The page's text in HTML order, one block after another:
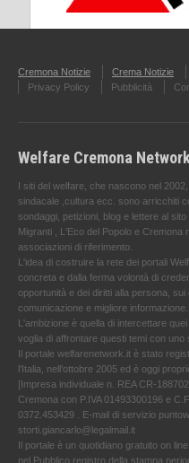
Cremona Notizie Crema Notizie
Privacy Policy
Pubblicità
Welfare Cremona
I siti del welfare, che nascono nel
sindacale ,cultura ecc. sono arricchiti
sondaggi, petizioni, blog e lettere al
Migranti , L'Eco del Popolo e Cremona
associazioni di riferimento.
L'idea di costruire la rete dei portali
concreta e dalla ferma volontà di
opportunità e dei diritti alla persona,
comunicazione e migliore informazione.
L'ambizione è quella di intercettare
voglia di affrontare questi temi con uno
Il portale welfarenetwork.it è stato
l'Italia, nell’ottobre 2005 ed è oggi
[Impresa individuale n. REA CR-
Cremona con P.IVA 01493300196 e
0372.453429 . E-mail di servizio
storti.giancarlo@legalmail.it
Il portale è un quotidiano gratuito on
nel Pubblico registro della stampa